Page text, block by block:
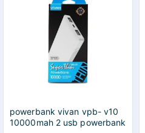
powerbank vivan vpb- v10
10000mah 2 usb powerbank